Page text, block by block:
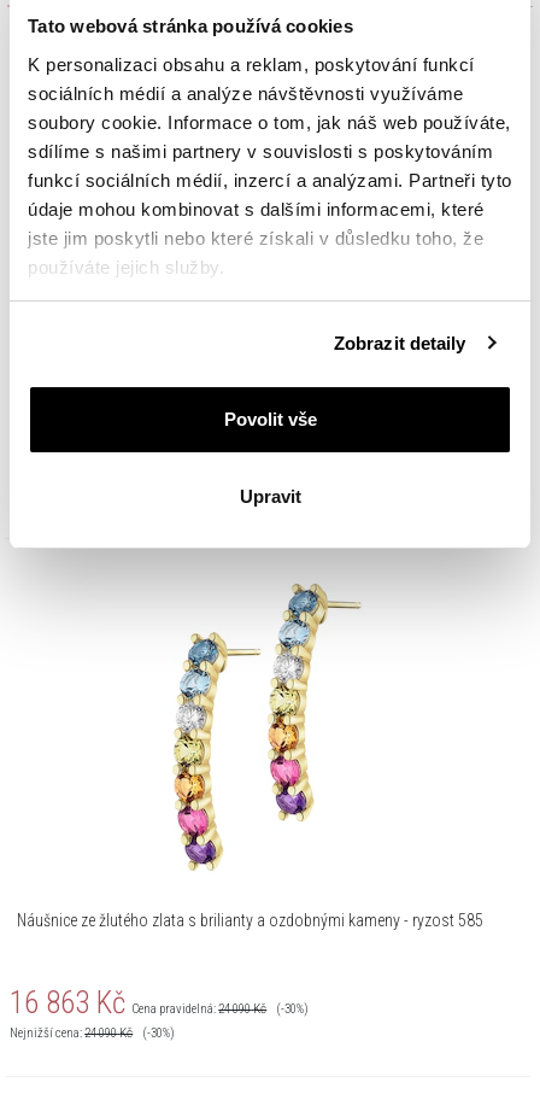
Tato webová stránka používá cookies
K personalizaci obsahu a reklam, poskytování funkcí
sociálních médií a analýze návštěvnosti využíváme
soubory cookie. Informace o tom, jak náš web používáte,
sdílíme s našimi partnery v souvislosti s poskytováním
funkcí sociálních médií, inzercí a analýzami. Partneři tyto
údaje mohou kombinovat s dalšími informacemi, které
jste jim poskytli nebo které získali v důsledku toho, že
používáte jejich služby.
Zásadách ochrany osobních údajů
Zobrazit detaily
Povolit vše
Upravit
Prsten ze žlutého zlata s briliantem a ozdobnými kameny - ryzost 585
Náušnice ze žlutého zlata s brilianty a ozdobnými kameny - ryzost 585
16 863 Kč Cena pravidelná:24 090Kč
(-30%)
Nejnižší cena:24 090Kč (-30%)